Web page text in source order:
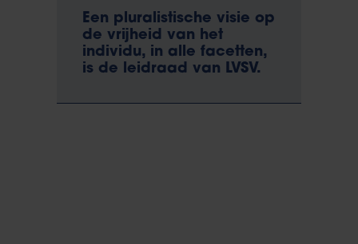
Een pluralistische visie op
de vrijheid van het
individu, in alle facetten,
is de leidraad van LVSV.